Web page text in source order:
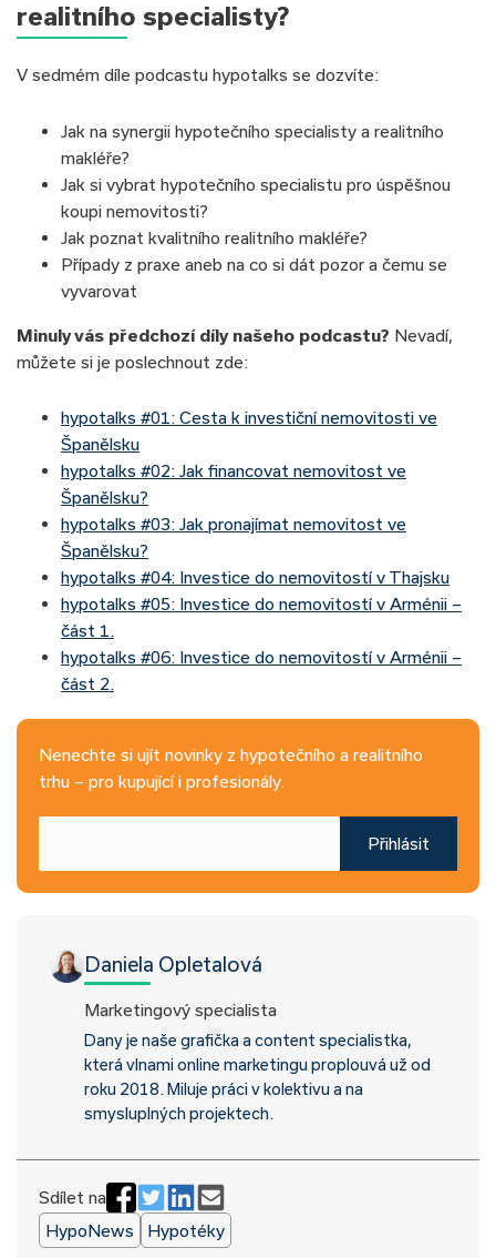
realitního specialisty?
V sedmém díle podcastu hypotalks se dozvíte:
Jak na synergii hypotečního specialisty a realitního
makléře?
Jak si vybrat hypotečního specialistu pro úspěšnou
koupi nemovitosti?
Jak poznat kvalitního realitního makléře?
Případy z praxe aneb na co si dát pozor a čemu se
vyvarovat
Minuly vás předchozí díly našeho podcastu? Nevadí,
můžete si je poslechnout zde:
hypotalks #01: Cesta k investiční nemovitosti ve
Španělsku
hypotalks #02: Jak financovat nemovitost ve
Španělsku?
hypotalks #03: Jak pronajímat nemovitost ve
Španělsku?
hypotalks #04: Investice do nemovitostí v Thajsku
hypotalks #05: Investice do nemovitostí v Arménii –
část 1.
hypotalks #06: Investice do nemovitostí v Arménii –
část 2.
Nenechte si ujít novinky z hypotečního a realitního
trhu – pro kupující i profesionály.
Přihlásit
Daniela Opletalová
Marketingový specialista
Dany je naše grafička a content specialistka,
která vlnami online marketingu proplouvá už od
roku 2018. Miluje práci v kolektivu a na
smysluplných projektech.
Sdílet na
HypoNews
Hypotéky